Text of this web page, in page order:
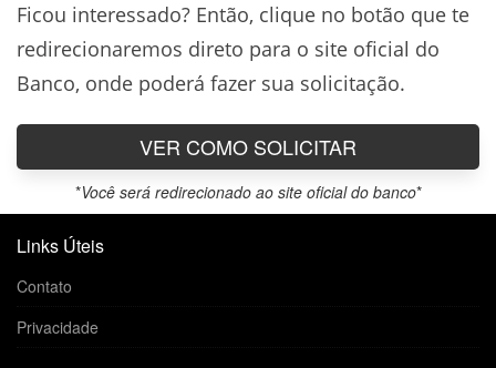
Ficou interessado? Então, clique no botão que te
redirecionaremos direto para o site oficial do
Banco, onde poderá fazer sua solicitação.
VER COMO SOLICITAR
*Você será redirecionado ao site oficial do banco*
Links Úteis
Contato
Privacidade